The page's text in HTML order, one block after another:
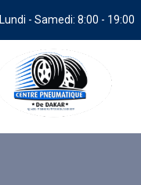
Lundi - Samedi: 8:00 - 19:00